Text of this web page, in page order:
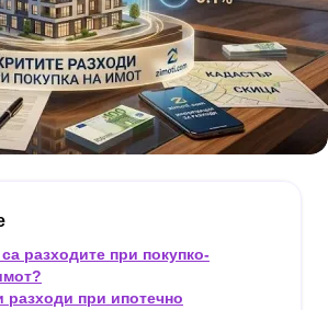
разходите при покупко-
разходи при ипотечно